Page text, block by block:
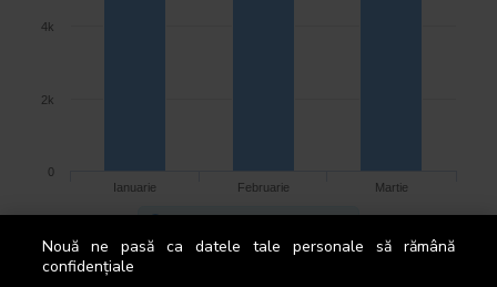
Ianuarie Februarie Martie
0
2k
4k
Nouă ne pasă ca datele tale personale să rămână
confidențiale